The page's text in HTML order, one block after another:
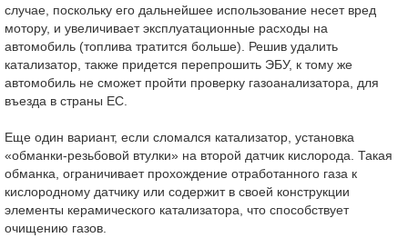
случае, поскольку его дальнейшее использование несет вред
мотору, и увеличивает эксплуатационные расходы на
автомобиль (топлива тратится больше). Решив удалить
катализатор, также придется перепрошить ЭБУ, к тому же
автомобиль не сможет пройти проверку газоанализатора, для
въезда в страны ЕС.
Еще один вариант, если сломался катализатор, установка
«обманки-резьбовой втулки» на второй датчик кислорода. Такая
обманка, ограничивает прохождение отработанного газа к
кислородному датчику или содержит в своей конструкции
элементы керамического катализатора, что способствует
очищению газов.